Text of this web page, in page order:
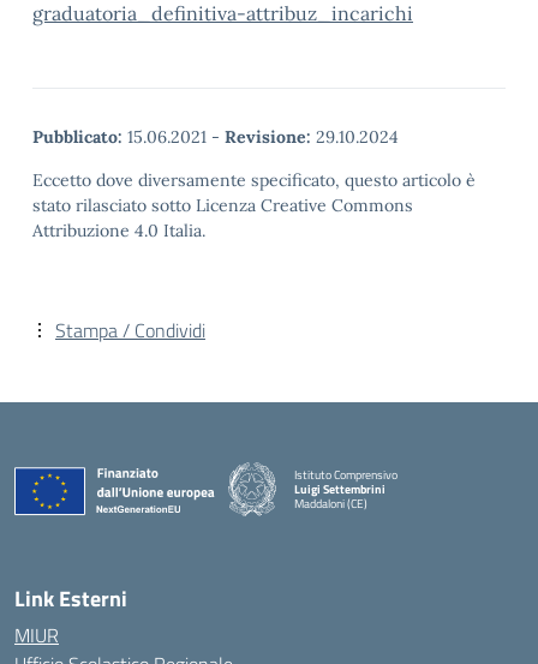
graduatoria_definitiva-attribuz_incarichi
Pubblicato: 15.06.2021 - Revisione: 29.10.2024
Eccetto dove diversamente specificato, questo articolo è
stato rilasciato sotto Licenza Creative Commons
Attribuzione 4.0 Italia.
Stampa / Condividi
Istituto Comprensivo
Luigi Settembrini
Maddaloni (CE)
Link Esterni
MIUR